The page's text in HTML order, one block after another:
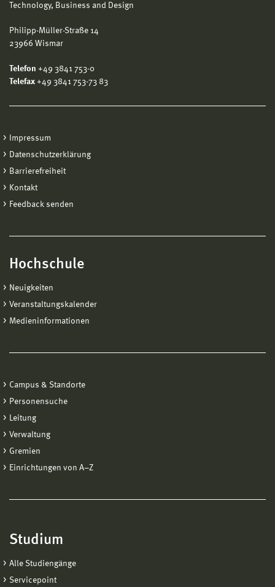
Technology, Business and Design
Philipp-Müller-Straße 14
23966 Wismar
Telefon +49 3841 753-0
Telefax +49 3841 753-73 83
Impressum
Datenschutzerklärung
Barrierefreiheit
Kontakt
Feedback senden
Hochschule
Neuigkeiten
Veranstaltungskalender
Medieninformationen
Campus & Standorte
Personensuche
Leitung
Verwaltung
Gremien
Einrichtungen von A−Z
Studium
Alle Studiengänge
Servicepoint